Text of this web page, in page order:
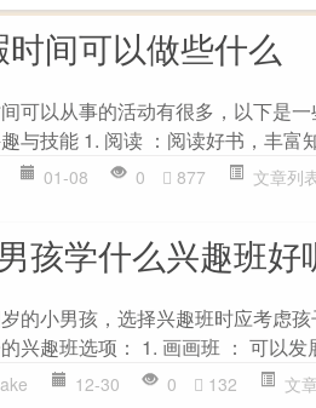
时间可以做些什么
可以从事的活动有很多，以下是
与技能 1. 阅读 ：阅读好书，丰富
01-08 0 877 文章列
孩学什么兴趣班好
的小男孩，选择兴趣班时应考虑
兴趣班选项： 1. 画画班 ： 可以发
12-30 0 132 文